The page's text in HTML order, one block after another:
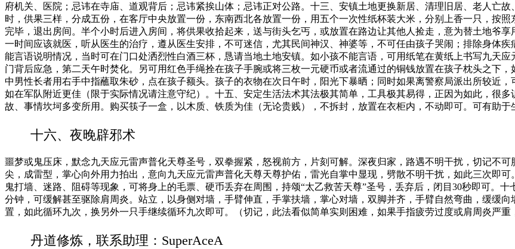
府机关、医院；忌讳在寺庙、道观背后；忌讳紧挨山体；忌讳正对公路。十三、安镇土地更换新居、清理旧居、老人亡
时，供果三样，分成五份，在客厅中央放置一份，东南西北各放置一份，用五个一次性纸杯装大米，分别上香一只，按
完毕，退出房间。半个小时后进入房间，将供果收拾起来，送与街头乞丐，或放置在路边让其他人捡走，意为替土地爷
一时间应该就医，听从医生的治疗，遵从医生安排，不可迷信，尤其民间神汉、神婆等，不可任由孩子哭闹；排除身体
能言语说明情况，当时可在门口处洒烈性白酒三杯，恳请当地土地安镇。如小孩不能言语，可用纸笔在黄纸上书写九天
门背后应急，第二天午时焚化。另可用红色手绳拴在孩子手腕或将三枚一元硬币或者流通过的铜钱放置在孩子枕头之下
中男性长者用右手中指蘸取朱砂，点在孩子额头。孩子的衣物在次日午时，阳光下暴晒；同时如果离警察局派出所较近
如在军队附近更佳（限于实际情况请注意守纪）。十五、安定生活法术其法极其简单，工具极其易得，正因为如此，很
故、事情坎坷多变所用。购买筷子一盒，以木质、铁质为佳（无论贵贱），不拆封，放置在衣柜内，不动即可。可有助于
十六、夜晚辟邪术
噩梦或鬼压床，默念九天应元雷声普化天尊圣号，双拳握紧，怒视前方，片刻可解。深夜归家，路遇不明干扰，切记不
尖，成雷型，掌心向外用力拍出，意向九天应元雷声普化天尊天尊护佑，雷光自掌中显现，劈散不明干扰，如此三次即
鬼打墙、迷路、阻碍等现象，可将身上的毛票、硬币丢弃在周围，持颂“太乙救苦天尊”圣号，丢弃后，闭目30秒即可。
分钟，可缓解甚至驱除肩周炎。站立，以身侧对墙，手臂伸直，手掌扶墙，掌心对墙，双脚并齐，手臂自然弯曲，缓缓
置，如此循环九次，换另外一只手继续循环九次即可。（切记，此法看似简单实则困难，如果手指疲劳过度或肩周炎严
丹道修炼，联系助理：SuperAceA